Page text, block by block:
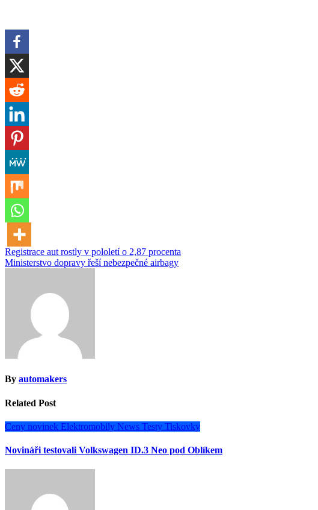
Navigace
pro
Registrace aut rostly v pololetí o 2,87 procenta
Ministerstvo dopravy řeší nebezpečné airbagy
By automakers
Related Post
Ceny novinek Elektromobily News Testy Tiskovky
Novináři testovali Volkswagen ID.3 Neo pod Oblíkem